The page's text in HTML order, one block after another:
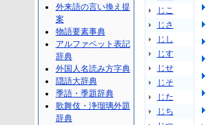
じこ
じさ
じし
じす
じせ
じそ
じた
じち
外来語の言い換え提
案
物語要素事典
アルファベット表記
辞典
外国人名読み方字典
隠語大辞典
季語・季題辞典
歌舞伎・浄瑠璃外題
辞典